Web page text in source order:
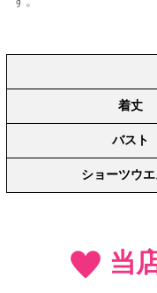
着丈
バスト
ショーツウエ
当